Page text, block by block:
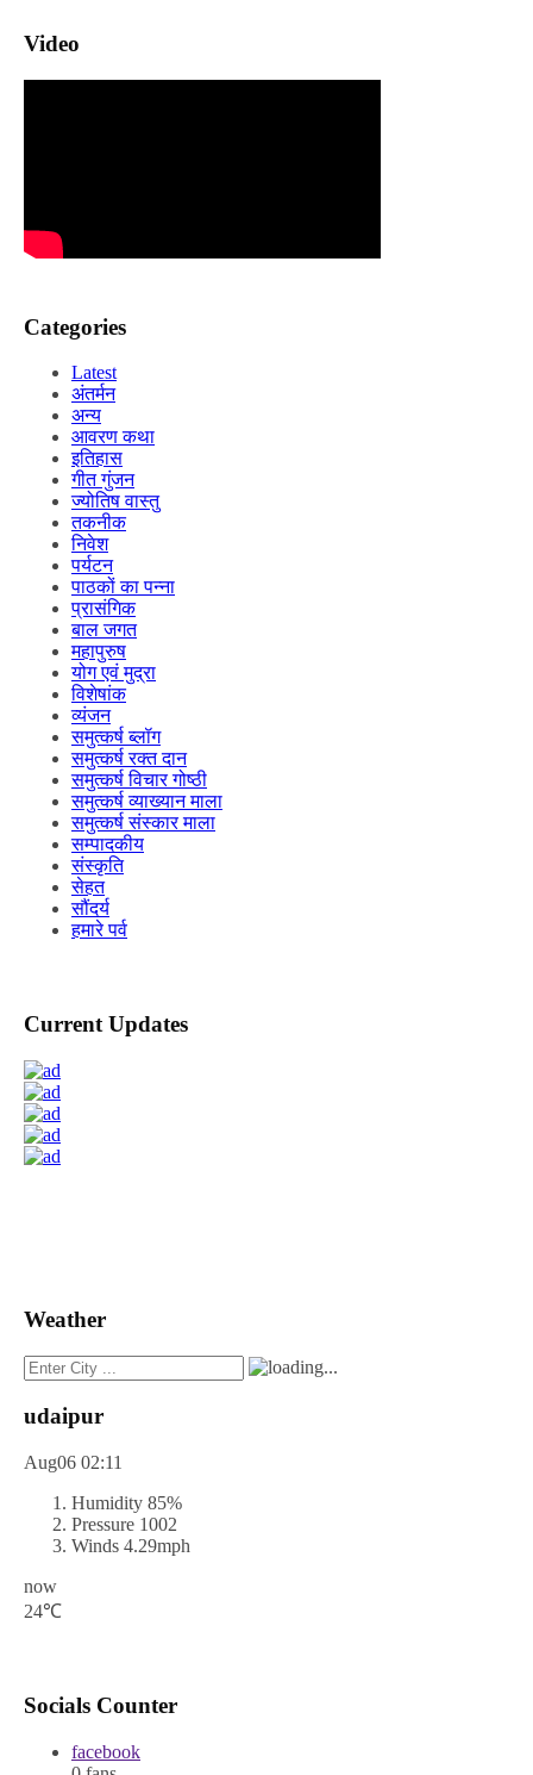
Video
Categories
Latest
अंतर्मन
अन्य
आवरण कथा
इतिहास
गीत गुंजन
ज्योतिष वास्तु
तकनीक
निवेश
पर्यटन
पाठकों का पन्ना
प्रासंगिक
बाल जगत
महापुरुष
योग एवं मुद्रा
विशेषांक
व्यंजन
समुत्कर्ष ब्लॉग
समुत्कर्ष रक्त दान
समुत्कर्ष विचार गोष्ठी
समुत्कर्ष व्याख्यान माला
समुत्कर्ष संस्कार माला
सम्पादकीय
संस्कृति
सेहत
सौंदर्य
हमारे पर्व
Current Updates
Weather
udaipur
Aug06 02:11
Humidity 85%
Pressure 1002
Winds 4.29mph
now
24℃
Socials Counter
facebook